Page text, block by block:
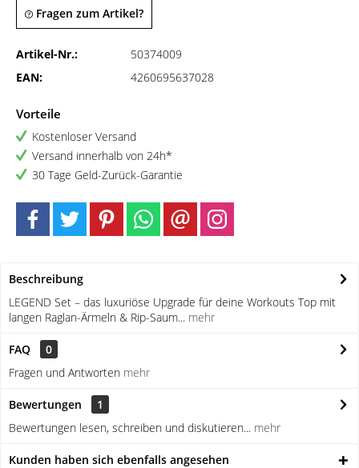
Fragen zum Artikel?
Artikel-Nr.:
50374009
EAN:
4260695637028
Vorteile
Kostenloser Versand
Versand innerhalb von 24h*
30 Tage Geld-Zurück-Garantie
Beschreibung
LEGEND Set – das luxuriöse Upgrade für deine Workouts Top mit
langen Raglan-Ärmeln & Rip-Saum... mehr
FAQ
0
Fragen und Antworten mehr
Bewertungen
1
Bewertungen lesen, schreiben und diskutieren... mehr
Kunden haben sich ebenfalls angesehen